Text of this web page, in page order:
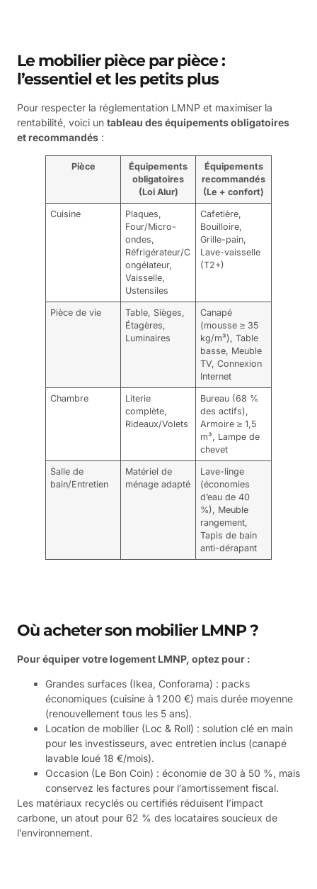
Le mobilier pièce par pièce :
l’essentiel et les petits plus
Pour respecter la réglementation LMNP et maximiser la
rentabilité, voici un tableau des équipements obligatoires
et recommandés :
Pièce
Équipements
obligatoires
(Loi Alur)
Équipements
recommandés
(Le + confort)
Cuisine
Plaques,
Four/Micro-
ondes,
Réfrigérateur/C
ongélateur,
Vaisselle,
Ustensiles
Cafetière,
Bouilloire,
Grille-pain,
Lave-vaisselle
(T2+)
Pièce de vie
Table, Sièges,
Étagères,
Luminaires
Canapé
(mousse ≥ 35
kg/m³), Table
basse, Meuble
TV, Connexion
Internet
Chambre
Literie
complète,
Rideaux/Volets
Bureau (68 %
des actifs),
Armoire ≥ 1,5
m³, Lampe de
chevet
Salle de
bain/Entretien
Matériel de
ménage adapté
Lave-linge
(économies
d’eau de 40
%), Meuble
rangement,
Tapis de bain
anti-dérapant
Où acheter son mobilier LMNP ?
Pour équiper votre logement LMNP, optez pour :
Grandes surfaces (Ikea, Conforama) : packs
économiques (cuisine à 1 200 €) mais durée moyenne
(renouvellement tous les 5 ans).
Location de mobilier (Loc & Roll) : solution clé en main
pour les investisseurs, avec entretien inclus (canapé
lavable loué 18 €/mois).
Occasion (Le Bon Coin) : économie de 30 à 50 %, mais
conservez les factures pour l’amortissement fiscal.
Les matériaux recyclés ou certifiés réduisent l’impact
carbone, un atout pour 62 % des locataires soucieux de
l’environnement.